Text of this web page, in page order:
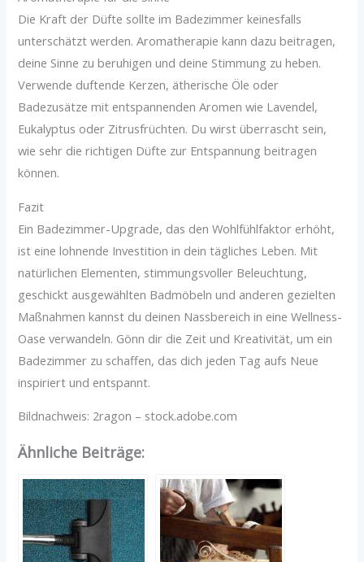
Die Kraft der Düfte sollte im Badezimmer keinesfalls
unterschätzt werden. Aromatherapie kann dazu beitragen,
deine Sinne zu beruhigen und deine Stimmung zu heben.
Verwende duftende Kerzen, ätherische Öle oder
Badezusätze mit entspannenden Aromen wie Lavendel,
Eukalyptus oder Zitrusfrüchten. Du wirst überrascht sein,
wie sehr die richtigen Düfte zur Entspannung beitragen
können.
Fazit
Ein Badezimmer-Upgrade, das den Wohlfühlfaktor erhöht,
ist eine lohnende Investition in dein tägliches Leben. Mit
natürlichen Elementen, stimmungsvoller Beleuchtung,
geschickt ausgewählten Badmöbeln und anderen gezielten
Maßnahmen kannst du deinen Nassbereich in eine Wellness-
Oase verwandeln. Gönn dir die Zeit und Kreativität, um ein
Badezimmer zu schaffen, das dich jeden Tag aufs Neue
inspiriert und entspannt.
Bildnachweis: 2ragon – stock.adobe.com
Ähnliche Beiträge: